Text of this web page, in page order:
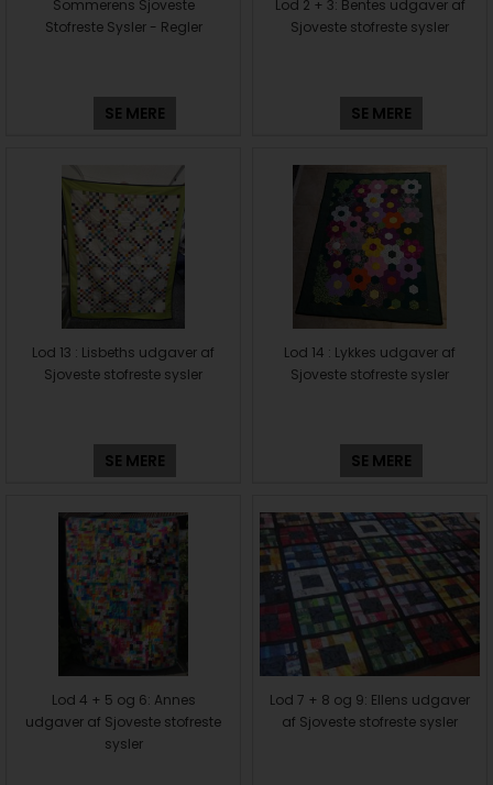
Sommerens Sjoveste
Stofreste Sysler - Regler
SE MERE
Lod 2 + 3: Bentes udgaver af
Sjoveste stofreste sysler
SE MERE
Lod 13 : Lisbeths udgaver af
Sjoveste stofreste sysler
SE MERE
Lod 14 : Lykkes udgaver af
Sjoveste stofreste sysler
SE MERE
Lod 4 + 5 og 6: Annes
udgaver af Sjoveste stofreste
sysler
Lod 7 + 8 og 9: Ellens udgaver
af Sjoveste stofreste sysler